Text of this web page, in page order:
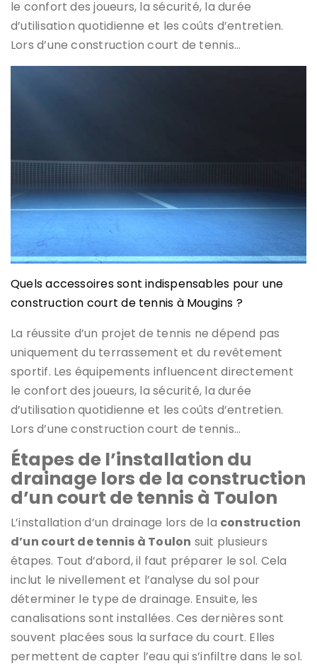
le confort des joueurs, la sécurité, la durée
d’utilisation quotidienne et les coûts d’entretien.
Lors d’une construction court de tennis…
Quels accessoires sont indispensables pour une
construction court de tennis à Mougins ?
La réussite d’un projet de tennis ne dépend pas
uniquement du terrassement et du revêtement
sportif. Les équipements influencent directement
le confort des joueurs, la sécurité, la durée
d’utilisation quotidienne et les coûts d’entretien.
Lors d’une construction court de tennis…
Étapes de l’installation du
drainage lors de la construction
d’un court de tennis à Toulon
L’installation d’un drainage lors de la construction
d’un court de tennis à Toulon suit plusieurs
étapes. Tout d’abord, il faut préparer le sol. Cela
inclut le nivellement et l’analyse du sol pour
déterminer le type de drainage. Ensuite, les
canalisations sont installées. Ces dernières sont
souvent placées sous la surface du court. Elles
permettent de capter l’eau qui s’infiltre dans le sol.